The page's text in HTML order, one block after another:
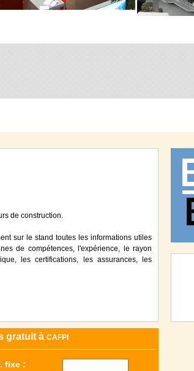
de construction.
sur le stand toutes les informations utiles
de compétences, l'expérience, le rayon
les certifications, les assurances, les
gratuit à CAFPI
fixe :